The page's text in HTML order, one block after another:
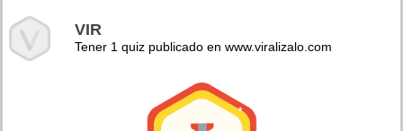
VIR
Tener 1 quiz publicado en www.viralizalo.com